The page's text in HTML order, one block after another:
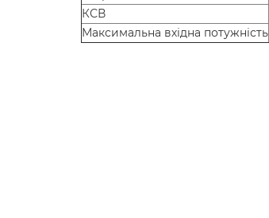
КСВ
Максимальна вхідна потужність